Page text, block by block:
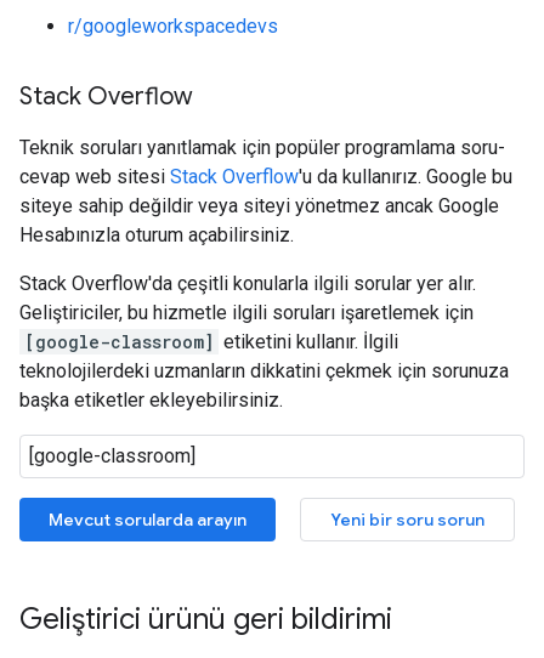
r/googleworkspacedevs
Stack Overflow
Teknik soruları yanıtlamak için popüler programlama soru-
cevap web sitesi Stack Overflow'u da kullanırız. Google bu
siteye sahip değildir veya siteyi yönetmez ancak Google
Hesabınızla oturum açabilirsiniz.
Stack Overflow'da çeşitli konularla ilgili sorular yer alır.
Geliştiriciler, bu hizmetle ilgili soruları işaretlemek için
[google-classroom] etiketini kullanır. İlgili
teknolojilerdeki uzmanların dikkatini çekmek için sorunuza
başka etiketler ekleyebilirsiniz.
Mevcut sorularda arayın Yeni bir soru sorun
Geliştirici ürünü geri bildirimi